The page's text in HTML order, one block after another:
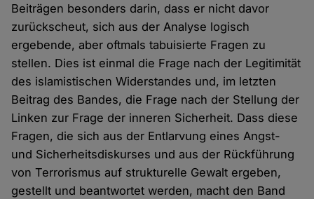
Beiträgen besonders darin, dass er nicht davor
zurückscheut, sich aus der Analyse logisch
ergebende, aber oftmals tabuisierte Fragen zu
stellen. Dies ist einmal die Frage nach der Legitimität
des islamistischen Widerstandes und, im letzten
Beitrag des Bandes, die Frage nach der Stellung der
Linken zur Frage der inneren Sicherheit. Dass diese
Fragen, die sich aus der Entlarvung eines Angst-
und Sicherheitsdiskurses und aus der Rückführung
von Terrorismus auf strukturelle Gewalt ergeben,
gestellt und beantwortet werden, macht den Band